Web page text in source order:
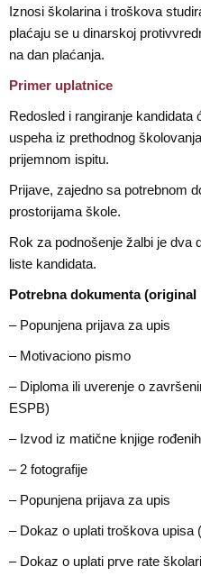
Iznosi školarina i troškova
plaćaju se u dinarskoj
na dan plaćanja.
Primer uplatnice
Redosled i rangiranje kandidata
uspeha iz prethodnog
prijemnom ispitu.
Prijave, zajedno sa potrebnom
prostorijama škole.
Rok za podnošenje žalbi je dva
liste kandidata.
Potrebna dokumenta
– Popunjena prijava za upis
– Motivaciono pismo
– Diploma ili uverenje o
ESPB)
– Izvod iz matične knjige rođenih
– 2 fotografije
– Popunjena prijava za upis
– Dokaz o uplati troškova upisa
– Dokaz o uplati prve rate